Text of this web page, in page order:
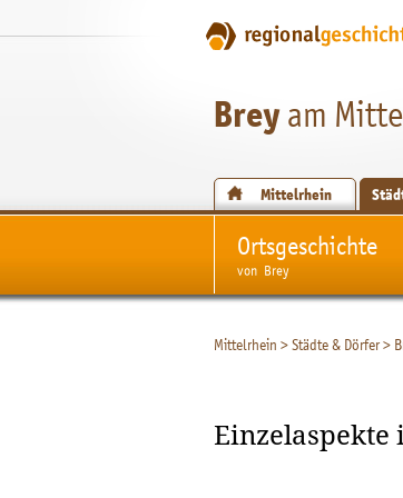
Breyam
Mittelrhein
Ortsgeschichte
von Brey
Mittelrhein >Städte & Dörfer>